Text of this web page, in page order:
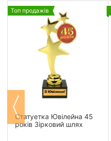
Топ продажів
Статуетка Ювілейна 45
років Зірковий шлях